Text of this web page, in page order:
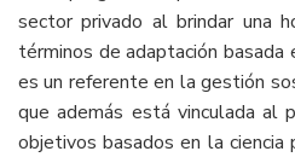
sector privado al brindar una
términos de adaptación
es un referente en la gestión
que además está vinculada al
objetivos basados en la ciencia